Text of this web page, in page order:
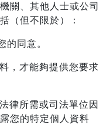
關、其他人士或公司
（但不限於）：
的同意。
，才能夠提供您要求
律所需或司法單位因
您的特定個人資料